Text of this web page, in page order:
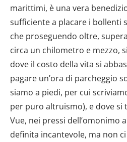
marittimi, è una vera
sufficiente a placare i bollenti
che proseguendo oltre,
circa un chilometro e mezzo,
dove il costo della vita si
pagare un’ora di parcheggio
siamo a piedi, per cui
per puro altruismo), e dove si
Vue, nei pressi dell’omonimo
definita incantevole, ma non